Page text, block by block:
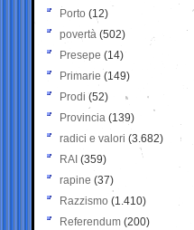
Porto (12)
povertà (502)
Presepe (14)
Primarie (149)
Prodi (52)
Provincia (139)
radici e valori (3.682)
RAI (359)
rapine (37)
Razzismo (1.410)
Referendum (200)